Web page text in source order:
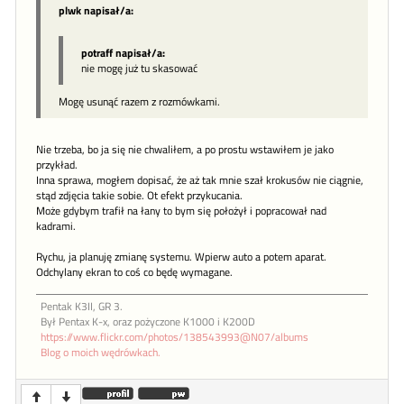
plwk napisał/a:
potraff napisał/a:
nie mogę już tu skasować
Mogę usunąć razem z rozmówkami.
Nie trzeba, bo ja się nie chwaliłem, a po prostu wstawiłem je jako
przykład.
Inna sprawa, mogłem dopisać, że aż tak mnie szał krokusów nie ciągnie,
stąd zdjęcia takie sobie. Ot efekt przykucania.
Może gdybym trafił na łany to bym się położył i popracował nad
kadrami.
Rychu, ja planuję zmianę systemu. Wpierw auto a potem aparat.
Odchylany ekran to coś co będę wymagane.
Pentak K3II, GR 3.
Był Pentax K-x, oraz pożyczone K1000 i K200D
https://www.flickr.com/photos/138543993@N07/albums
Blog o moich wędrówkach.